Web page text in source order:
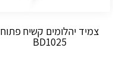
צמיד יהלומים קשיח פתוח
BD1025